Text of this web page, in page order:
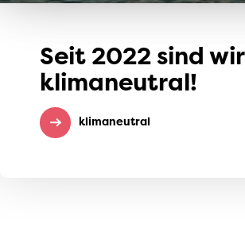
Seit 2022 sind wir
klimaneutral!
klimaneutral